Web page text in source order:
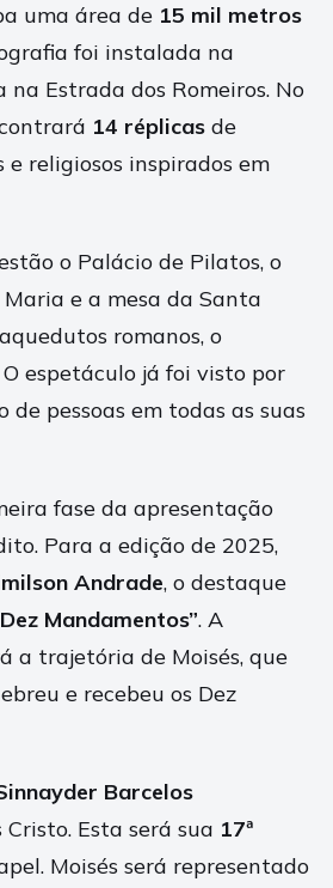
uma área de 15 mil metros
foi instalada na
na Estrada dos Romeiros. No
14 réplicas de
e religiosos inspirados em
o Palácio de Pilatos, o
e a mesa da Santa
romanos, o
espetáculo já foi visto por
de pessoas em todas as suas
fase da apresentação
Para a edição de 2025,
Andrade, o destaque
Mandamentos”. A
a trajetória de Moisés, que
e recebeu os Dez
Barcelos
Esta será sua 17ª
Moisés será representado